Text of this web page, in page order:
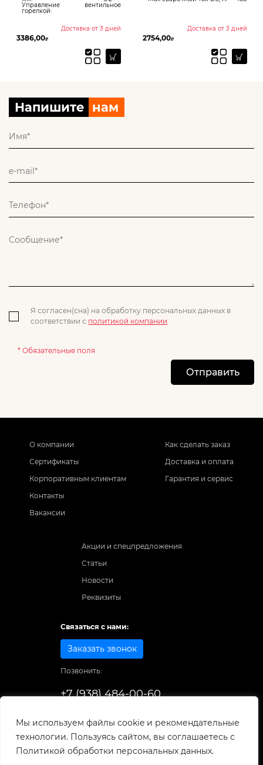
Мы используем файлы cookie и рекомендательные
технологии. Пользуясь сайтом, вы соглашаетесь с
Политикой обработки персональных данных.
Управление
горелкой:
вентильное
Доставка от 3 дней
3386,00₽
Доставка от 3 дней
2754,00₽
Напишите нам
Я согласен(сна) на обработку персональных данных в
соответствии с политикой компании.
* Обязательные поля
Отправить
О компании
Сертификаты
Корпоративным клиентам
Контакты
Вакансии
Как сделать заказ
Доставка и оплата
Гарантия и сервис
Акции и спецпредложения
Статьи
Новости
Реквизиты
Связаться с нами:
Заказать звонок
Позвонить:
+7 (938) 484-00-60
© 1998-2025